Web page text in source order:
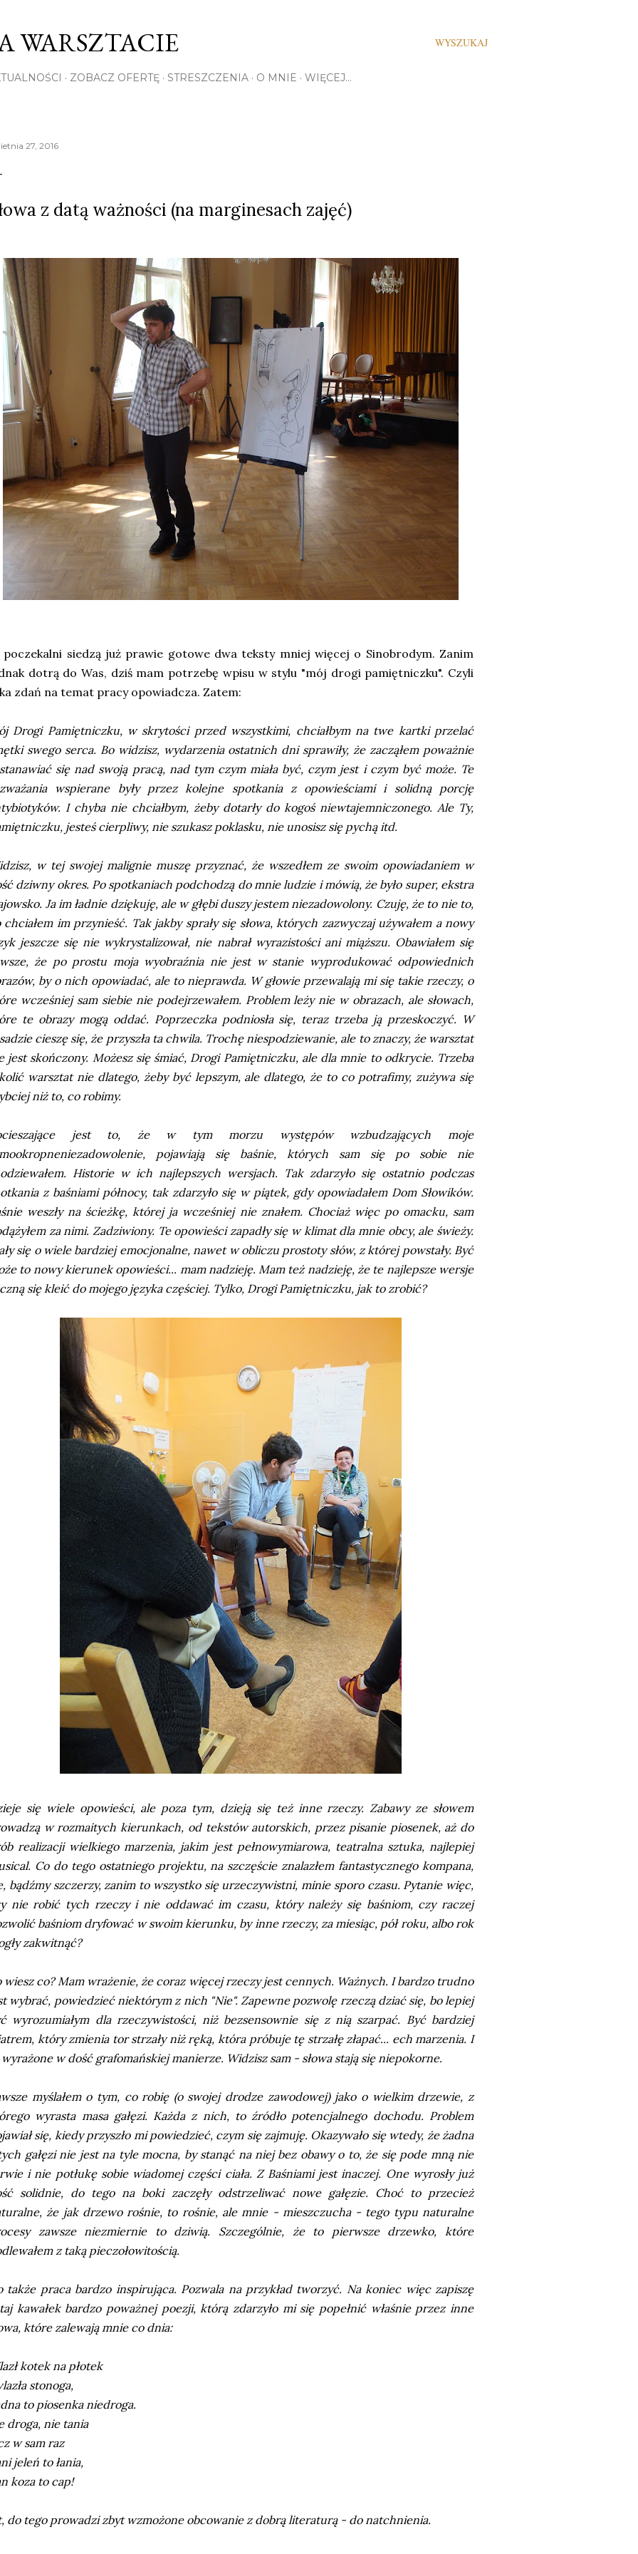
WYSZUKAJ
WARSZTACIE
ZOBACZ OFERTĘ STRESZCZENIA O MNIE WIĘCEJ…
27, 2016
z datą ważności (na marginesach zajęć)
poczekalni siedzą już prawie gotowe dwa teksty mniej więcej o Sinobrodym. Zanim
dotrą do Was, dziś mam potrzebę wpisu w stylu "mój drogi pamiętniczku". Czyli
zdań na temat pracy opowiadcza. Zatem:
Drogi Pamiętniczku, w skrytości przed wszystkimi, chciałbym na twe kartki przelać
swego serca. Bo widzisz, wydarzenia ostatnich dni sprawiły, że zacząłem poważnie
się nad swoją pracą, nad tym czym miała być, czym jest i czym być może. Te
wspierane były przez kolejne spotkania z opowieściami i solidną porcję
I chyba nie chciałbym, żeby dotarły do kogoś niewtajemniczonego. Ale Ty,
jesteś cierpliwy, nie szukasz poklasku, nie unosisz się pychą itd.
w tej swojej malignie muszę przyznać, że wszedłem ze swoim opowiadaniem w
dziwny okres. Po spotkaniach podchodzą do mnie ludzie i mówią, że było super, ekstra
Ja im ładnie dziękuję, ale w głębi duszy jestem niezadowolony. Czuję, że to nie to,
chciałem im przynieść. Tak jakby sprały się słowa, których zazwyczaj używałem a nowy
jeszcze się nie wykrystalizował, nie nabrał wyrazistości ani miąższu. Obawiałem się
że po prostu moja wyobraźnia nie jest w stanie wyprodukować odpowiednich
by o nich opowiadać, ale to nieprawda. W głowie przewalają mi się takie rzeczy, o
wcześniej sam siebie nie podejrzewałem. Problem leży nie w obrazach, ale słowach,
te obrazy mogą oddać. Poprzeczka podniosła się, teraz trzeba ją przeskoczyć. W
cieszę się, że przyszła ta chwila. Trochę niespodziewanie, ale to znaczy, że warsztat
jest skończony. Możesz się śmiać, Drogi Pamiętniczku, ale dla mnie to odkrycie. Trzeba
warsztat nie dlatego, żeby być lepszym, ale dlatego, że to co potrafimy, zużywa się
niż to, co robimy.
jest to, że w tym morzu występów wzbudzających moje
pojawiają się baśnie, których sam się po sobie nie
Historie w ich najlepszych wersjach. Tak zdarzyło się ostatnio podczas
z baśniami północy, tak zdarzyło się w piątek, gdy opowiadałem Dom Słowików.
weszły na ścieżkę, której ja wcześniej nie znałem. Chociaż więc po omacku, sam
za nimi. Zadziwiony. Te opowieści zapadły się w klimat dla mnie obcy, ale świeży.
się o wiele bardziej emocjonalne, nawet w obliczu prostoty słów, z której powstały. Być
to nowy kierunek opowieści... mam nadzieję. Mam też nadzieję, że te najlepsze wersje
się kleić do mojego języka częściej. Tylko, Drogi Pamiętniczku, jak to zrobić?
się wiele opowieści, ale poza tym, dzieją się też inne rzeczy. Zabawy ze słowem
w rozmaitych kierunkach, od tekstów autorskich, przez pisanie piosenek, aż do
realizacji wielkiego marzenia, jakim jest pełnowymiarowa, teatralna sztuka, najlepiej
Co do tego ostatniego projektu, na szczęście znalazłem fantastycznego kompana,
bądźmy szczerzy, zanim to wszystko się urzeczywistni, minie sporo czasu. Pytanie więc,
nie robić tych rzeczy i nie oddawać im czasu, który należy się baśniom, czy raczej
baśniom dryfować w swoim kierunku, by inne rzeczy, za miesiąc, pół roku, albo rok
zakwitnąć?
wiesz co? Mam wrażenie, że coraz więcej rzeczy jest cennych. Ważnych. I bardzo trudno
wybrać, powiedzieć niektórym z nich "Nie". Zapewne pozwolę rzeczą dziać się, bo lepiej
wyrozumiałym dla rzeczywistości, niż bezsensownie się z nią szarpać. Być bardziej
który zmienia tor strzały niż ręką, która próbuje tę strzałę złapać... ech marzenia. I
w dość grafomańskiej manierze. Widzisz sam - słowa stają się niepokorne.
myślałem o tym, co robię (o swojej drodze zawodowej) jako o wielkim drzewie, z
wyrasta masa gałęzi. Każda z nich, to źródło potencjalnego dochodu. Problem
się, kiedy przyszło mi powiedzieć, czym się zajmuję. Okazywało się wtedy, że żadna
gałęzi nie jest na tyle mocna, by stanąć na niej bez obawy o to, że się pode mną nie
i nie potłukę sobie wiadomej części ciała. Z Baśniami jest inaczej. One wyrosły już
solidnie, do tego na boki zaczęły odstrzeliwać nowe gałęzie. Choć to przecież
że jak drzewo rośnie, to rośnie, ale mnie - mieszczucha - tego typu naturalne
zawsze niezmiernie to dziwią. Szczególnie, że to pierwsze drzewko, które
z taką pieczołowitością.
także praca bardzo inspirująca. Pozwala na przykład tworzyć. Na koniec więc zapiszę
kawałek bardzo poważnej poezji, którą zdarzyło mi się popełnić właśnie przez inne
które zalewają mnie co dnia:
kotek na płotek
stonoga,
to piosenka niedroga.
droga, nie tania
w sam raz
jeleń to łania,
koza to cap!
do tego prowadzi zbyt wzmożone obcowanie z dobrą literaturą - do natchnienia.